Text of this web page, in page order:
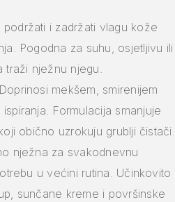
podržati i zadržati vlagu kože
Pogodna za suhu, osjetljivu ili
traži nježnu njegu.
mekšem, smirenijem
Formulacija smanjuje
obično uzrokuju grublji čistači.
nježna za svakodnevnu
u većini rutina. Učinkovito
sunčane kreme i površinske